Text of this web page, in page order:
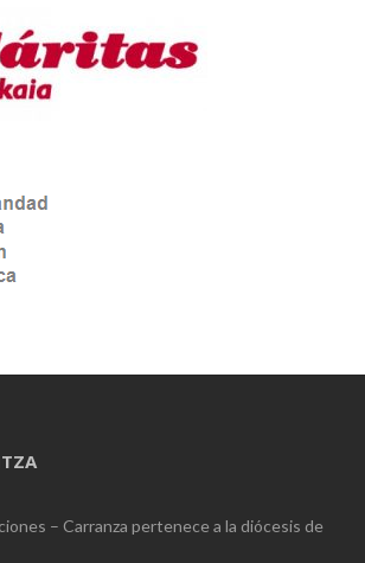
– Carranza pertenece a la diócesis de